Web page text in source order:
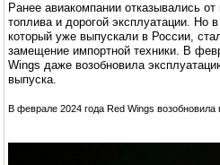
Ранее авиакомпании отказывались от
топлива и дорогой эксплуатации. Но
который уже выпускали в России,
замещение импортной техники. В
Wings даже возобновила
выпуска.
В феврале 2024 года Red Wings возобновила